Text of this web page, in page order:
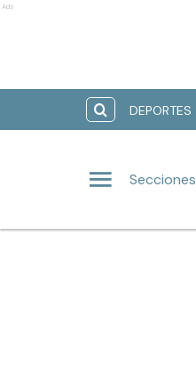
Ads
DEPORTES
Secciones